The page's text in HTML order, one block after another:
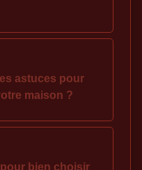
astuces pour
maison ?
bien choisir